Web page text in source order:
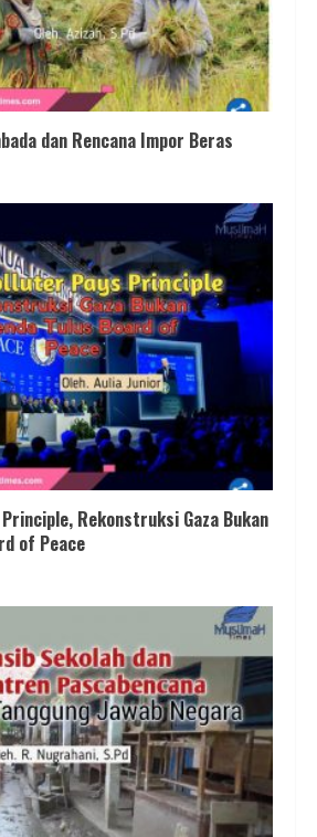
dan Rencana Impor Beras
Rekonstruksi Gaza Bukan
of Peace